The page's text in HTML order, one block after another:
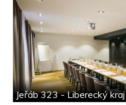
Jeřáb 323 - Liberecký kraj